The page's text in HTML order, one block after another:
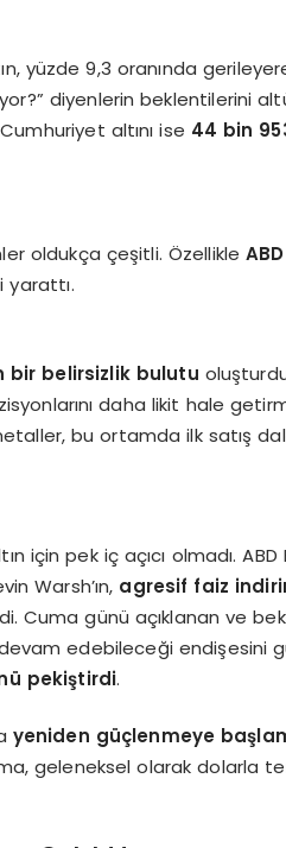
yüzde 9,3 oranında
diyenlerin beklentilerini
altını ise 44 bin
oldukça çeşitli. Özellikle
yarattı.
bir belirsizlik bulutu
daha likit hale
bu ortamda ilk satış
için pek iç açıcı olmadı. ABD
Warsh’ın, agresif faiz
Cuma günü açıklanan ve
edebileceği endişesini
pekiştirdi.
yeniden güçlenmeye
geleneksel olarak dolarla